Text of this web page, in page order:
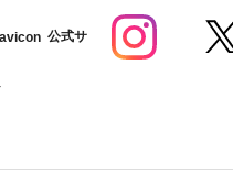
公式サ